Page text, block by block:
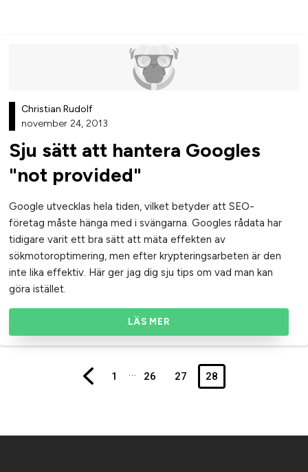
Christian Rudolf
november 24, 2013
Sju sätt att hantera Googles
"not provided"
Google utvecklas hela tiden, vilket betyder att SEO-
företag måste hänga med i svängarna. Googles rådata har
tidigare varit ett bra sätt att mäta effekten av
sökmotoroptimering, men efter krypteringsarbeten är den
inte lika effektiv. Här ger jag dig sju tips om vad man kan
göra istället.
LÄS MER
Previous Page
1 26 27 28